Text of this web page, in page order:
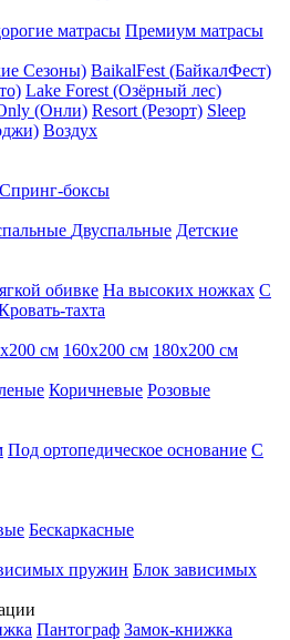
матрасы Премиум матрасы
Сезоны) BaikalFest (БайкалФест)
Lake Forest (Озёрный лес)
(Онли) Resort (Резорт) Sleep
Воздух
Спринг-боксы
Двуспальные Детские
обивке На высоких ножках С
тахта
см 160х200 см 180х200 см
Коричневые Розовые
Под ортопедическое основание С
Бескаркасные
пружин Блок зависимых
Пантограф Замок-книжка